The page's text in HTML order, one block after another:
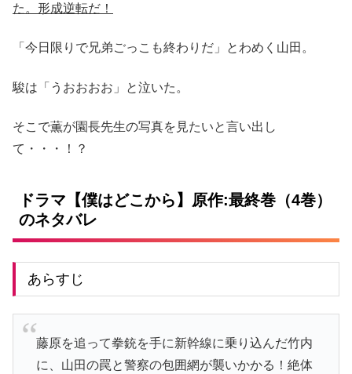
た。形成逆転だ！
「今日限りで兄弟ごっこも終わりだ」とわめく山田。
駿は「うおおおお」と泣いた。
そこで薫が園長先生の写真を見たいと言い出し
て・・・！？
ドラマ【僕はどこから】原作:最終巻（4巻）
のネタバレ
あらすじ
藤原を追って拳銃を手に新幹線に乗り込んだ竹内
に、山田の罠と警察の包囲網が襲いかかる！絶体